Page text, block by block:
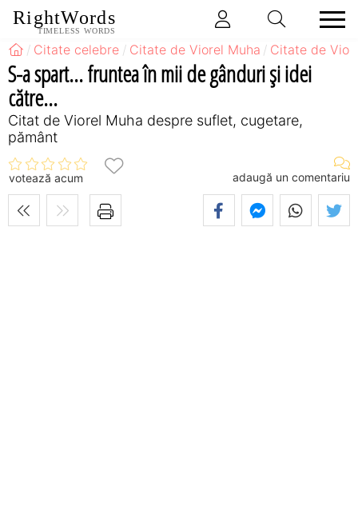
RightWords
TIMELESS WORDS
Citate celebre Citate de Viorel Muha Citate de
S-a spart... fruntea în mii de gânduri şi idei
către...
Citat de Viorel Muha despre suflet, cugetare,
pământ
votează acum adaugă un comentariu